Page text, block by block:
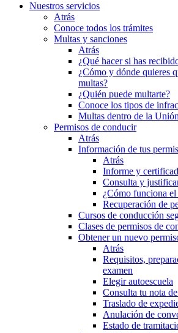
Nuestros servicios
Atrás
Conoce todos los trámites
Multas y sanciones
Atrás
¿Qué hacer si has
¿Cómo y dónde quieres
multas?
¿Quién puede multarte?
Conoce los tipos de
Multas dentro de la
Permisos de conducir
Atrás
Información de tus
Atrás
Informe y
Consulta y
¿Cómo funciona
Recuperación de
Cursos de conducción
Clases de permisos de
Obtener un nuevo
Atrás
Requisitos,
examen
Elegir autoescuela
Consulta tu nota
Traslado de
Anulación de
Estado de